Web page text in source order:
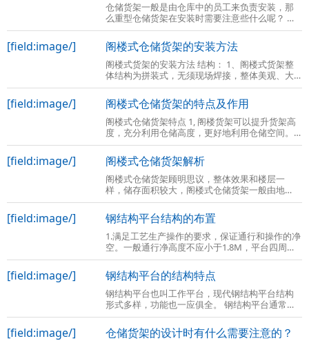
仓储货架一般是由仓库中的员工来负责安装，那
么重型仓储货架在安装时需要注意些什么呢？ 货
架的安装无非和货架的组成部件有关，还有货架
的相关组件。重型货架主要分为传统意义
[field:image/] 阁楼式仓储货架的安装方法
阁楼式货架的安装方法 结构： 1、阁楼式货架整
体结构为拼装式，无须现场焊接，整体美观、大
方。与混凝土结构或型钢结构相比，由于底楼货
架本身起到上面楼层的支撑作用，具有成
[field:image/] 阁楼式仓储货架的特点及作用
阁楼式仓储货架特点 1, 阁楼货架可以提升货架高
度，充分利用仓储高度，更好地利用仓储空间。
2、阁楼货架楼面铺设货架专用楼板，与花纹钢板
或刚格栅相比层载能力强、整体性好、
[field:image/] 阁楼式仓储货架解析
阁楼式仓储货架顾明思议，整体效果和楼层一
样，储存面积较大，阁楼式仓储货架一般由地
基、库房高度、障碍物数量等因数决定的，那么
阁楼式仓储货架到底是什么呢？ 阁楼式仓储货
[field:image/] 钢结构平台结构的布置
1.满足工艺生产操作的要求，保证通行和操作的净
空。一般通行净高度不应小于1.8M，平台四周一
般均应设置防护栏杆，栏杆高度一般为1M。当平
台高度大于2M时，尚应在防护栏杆下设置高
[field:image/] 钢结构平台的结构特点
钢结构平台也叫工作平台，现代钢结构平台结构
形式多样，功能也一应俱全。 钢结构平台通常是
在现有的车间场地上再建一个二层或三层的全组
装式钢结构平台，将使用空间由一层变成
[field:image/] 仓储货架的设计时有什么需要注意的？